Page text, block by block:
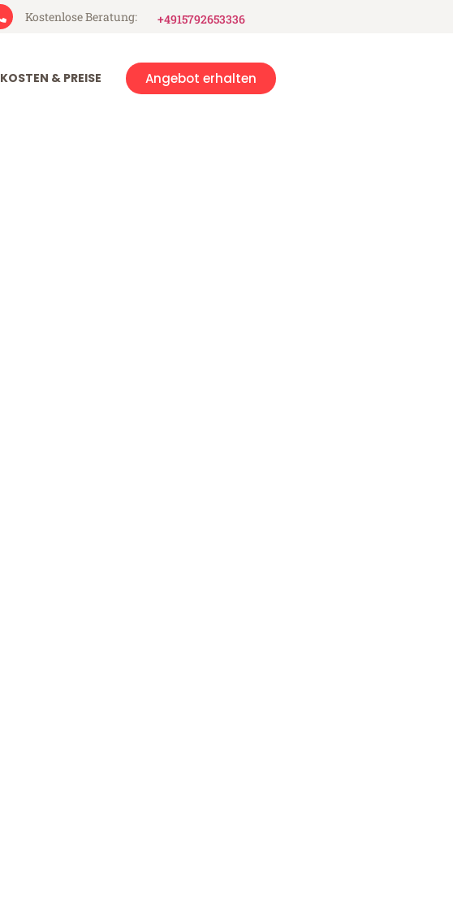
Kostenlose Beratung: +4915792653336
KOSTEN & PREISE Angebot erhalten